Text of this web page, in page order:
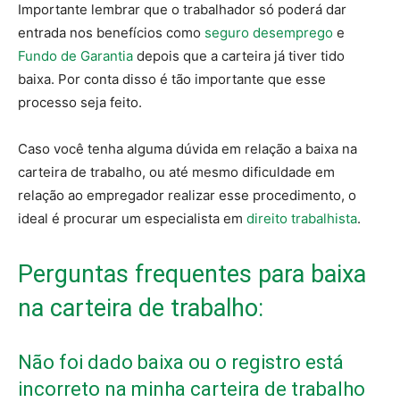
Importante lembrar que o trabalhador só poderá dar
entrada nos benefícios como seguro desemprego e
Fundo de Garantia depois que a carteira já tiver tido
baixa. Por conta disso é tão importante que esse
processo seja feito.
Caso você tenha alguma dúvida em relação a baixa na
carteira de trabalho, ou até mesmo dificuldade em
relação ao empregador realizar esse procedimento, o
ideal é procurar um especialista em direito trabalhista.
Perguntas frequentes para baixa
na carteira de trabalho:
Não foi dado baixa ou o registro está
incorreto na minha carteira de trabalho